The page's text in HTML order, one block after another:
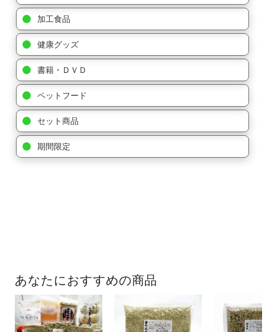
加工食品
健康グッズ
書籍・ＤＶＤ
ペットフード
セット商品
期間限定
あなたにおすすめの商品